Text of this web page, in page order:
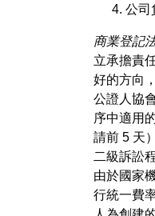
公司
商業登記
立承擔責
好的方向
公證人協
序中適用
請前 5 天
二級訴訟
由於國家
行統一費